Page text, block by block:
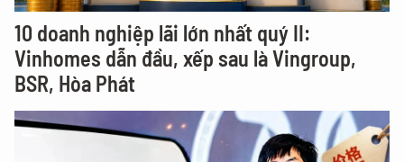
10 doanh nghiệp lãi lớn nhất quý II:
Vinhomes dẫn đầu, xếp sau là Vingroup,
BSR, Hòa Phát